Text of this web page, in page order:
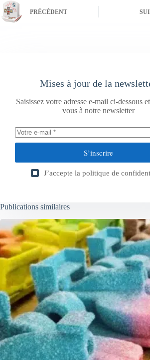
PRÉCÉDENT
Mises à jour de la
Saisissez votre adresse e-mail ci-dessous
vous à notre newsletter
S’inscrire
J’accepte la politique de
Publications similaires